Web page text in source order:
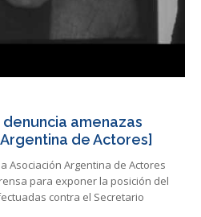
amenazas
de Actores]
Asociación Argentina de Actores
para exponer la posición del
contra el Secretario